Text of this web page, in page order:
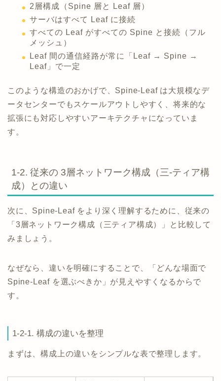
2層構成（Spine 層と Leaf 層）
サーバはすべて Leaf に接続
すべての Leaf がすべての Spine と接続（フル
メッシュ）
Leaf 間の通信経路が常に「Leaf → Spine →
Leaf」で一定
このような構造のおかげで、Spine-Leaf は大規模なデ
ータセンターでもスケールアウトしやすく、将来的な
拡張にも対応しやすいアーキテクチャになっていま
す。
1-2. 従来の 3層ネットワーク構成（三-ティア構
成）との違い
次に、Spine-Leaf をより深く理解するために、従来の
「3層ネットワーク構成（三ティア構成）」と比較して
みましょう。
なぜなら、違いを明確にすることで、「どんな場面で
Spine-Leaf を選ぶべきか」が見えやすくなるからで
す。
1-2-1. 構成の違いを整理
まずは、構成上の違いをシンプルな表で整理します。